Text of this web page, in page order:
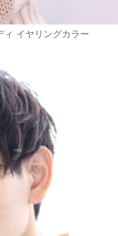
ィ イヤリングカラー